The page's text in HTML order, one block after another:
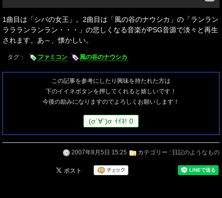
1曲目は「シバの女王」。2曲目は「風の谷のナウシカ」の「ランラン
ララランランラン・・・」の悲しくなる音楽がPSG音源で淡々と再生
されます。あ～、懐かしい。
タグ： ファミコン 風の谷のナウシカ
この記事を参考にしたり興味を持たれた方は
下のイイネボタンを押してくれると嬉しいです！
今後の励みになりますのでよろしくお願いします！
(σ´∀`)σ ｲｲﾈ! 0
2007年8月5日 15:25 カテゴリー : 日記のようなもの